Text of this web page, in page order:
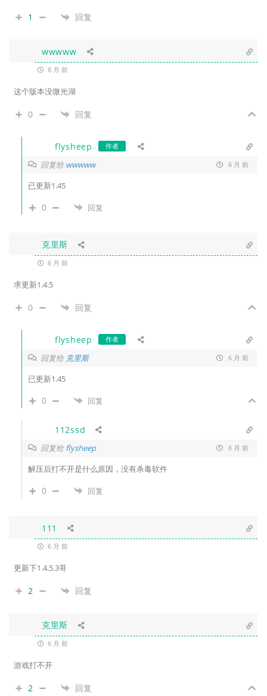
1 回复
wwwww
8 月 前
这个版本没微光湖
0 回复
flysheep 作者
回复给 wwwww 6 月 前
已更新1.45
0 回复
克里斯
6 月 前
求更新1.4.5
0 回复
flysheep 作者
回复给 克里斯 6 月 前
已更新1.45
0 回复
112ssd
回复给flysheep 6 月 前
解压后打不开是什么原因，没有杀毒软件
0 回复
111
6 月 前
更新下1.4.5.3哥
2 回复
克里斯
6 月 前
游戏打不开
2 回复